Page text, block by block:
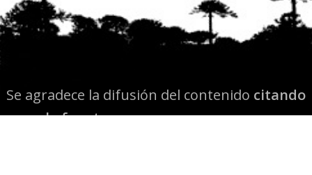
Se agradece la difusión del contenido citando
la fuente www.mapuexpress.org